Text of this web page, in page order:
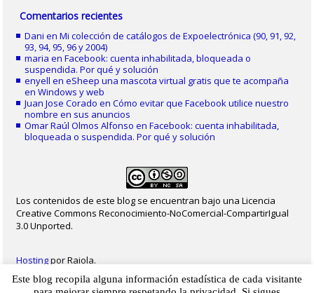
Comentarios recientes
Dani enMi colección de catálogos de Expoelectrónica (90, 91, 92,
93, 94, 95, 96 y 2004)
maria enFacebook: cuenta inhabilitada, bloqueada o
suspendida. Por qué y solución
enyell eneSheep una mascota virtual gratis que te acompaña
en Windows y web
Juan Jose Corado enCómo evitar que Facebook utilice nuestro
nombre en sus anuncios
Omar Raúl Olmos Alfonso enFacebook: cuenta inhabilitada,
bloqueada o suspendida. Por qué y solución
Los contenidos de este blog se encuentran bajo una Licencia
Creative Commons Reconocimiento-NoComercial-CompartirIgual
3.0 Unported.
Hostingpor Raiola.
2023 - Christian Delgado von Eitzen|Inicio | Contacto | Mapa web|Aviso legal
Este blog recopila alguna información estadística de cada visitante